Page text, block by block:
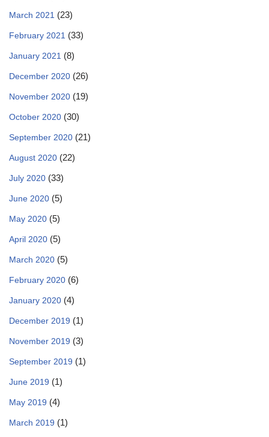
March 2021 (23)
February 2021 (33)
January 2021 (8)
December 2020 (26)
November 2020 (19)
October 2020 (30)
September 2020 (21)
August 2020 (22)
July 2020 (33)
June 2020 (5)
May 2020 (5)
April 2020 (5)
March 2020 (5)
February 2020 (6)
January 2020 (4)
December 2019 (1)
November 2019 (3)
September 2019 (1)
June 2019 (1)
May 2019 (4)
March 2019 (1)